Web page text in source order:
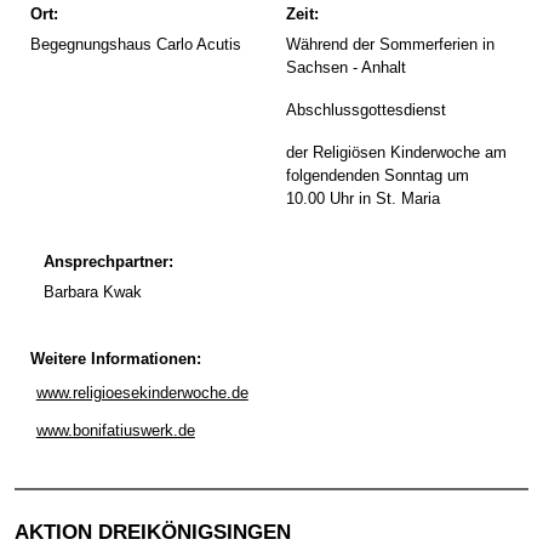
Ort:
Begegnungshaus Carlo Acutis
Zeit:
Während der Sommerferien in
Sachsen - Anhalt
Abschlussgottesdienst
der Religiösen Kinderwoche am
folgendenden Sonntag um
10.00 Uhr in St. Maria
Ansprechpartner:
Barbara Kwak
Weitere Informationen:
www.religioesekinderwoche.de
www.bonifatiuswerk.de
AKTION DREIKÖNIGSINGEN